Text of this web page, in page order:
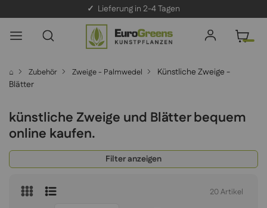
✓ Lieferung in 2-4 Tagen
⌂ Zubehör Zweige - Palmwedel
Künstliche Zweige -
Blätter
künstliche Zweige und Blätter bequem
online kaufen.
Filter anzeigen
20Artikel